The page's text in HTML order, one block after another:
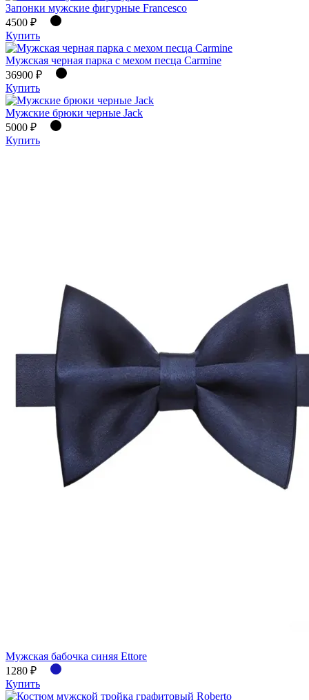
Запонки мужские фигурные Francesco
4500 ₽
Купить
Мужская черная парка с мехом песца Carmine
36900 ₽
Купить
Мужские брюки черные Jack
5000 ₽
Купить
Мужская бабочка синяя Ettore
1280 ₽
Купить